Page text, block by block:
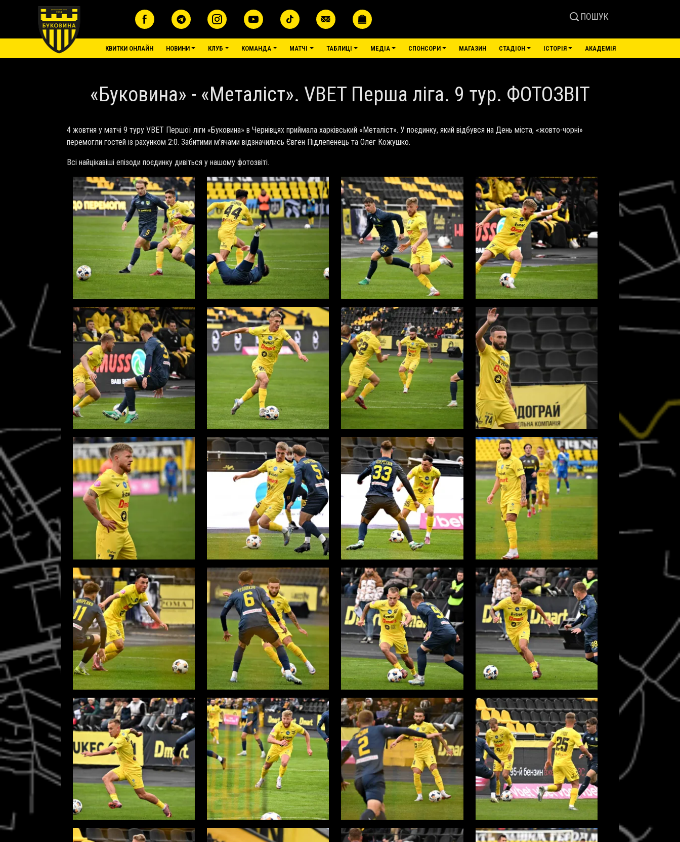
Перейти до основного вмісту
ПОШУК
основне меню
КВИТКИ ОНЛАЙН НОВИНИ КЛУБ КОМАНДА МАТЧІ ТАБЛИЦІ МЕДІА СПОНСОРИ МАГАЗИН СТАДІОН ІСТОРІЯ АКАДЕМІЯ
«Буковина» - «Металіст». VBET Перша ліга. 9 тур. ФОТОЗВІТ
4 жовтня у матчі 9 туру VBET Першої ліги «Буковина» в Чернівцях приймала харківський «Металіст». У поєдинку, який відбувся на День міста, «жовто-чорні»
перемогли гостей із рахунком 2:0. Забитими м'ячами відзначились Євген Підлепенець та Олег Кожушко.
Всі найцікавіші епізоди поєдинку дивіться у нашому фотозвіті.